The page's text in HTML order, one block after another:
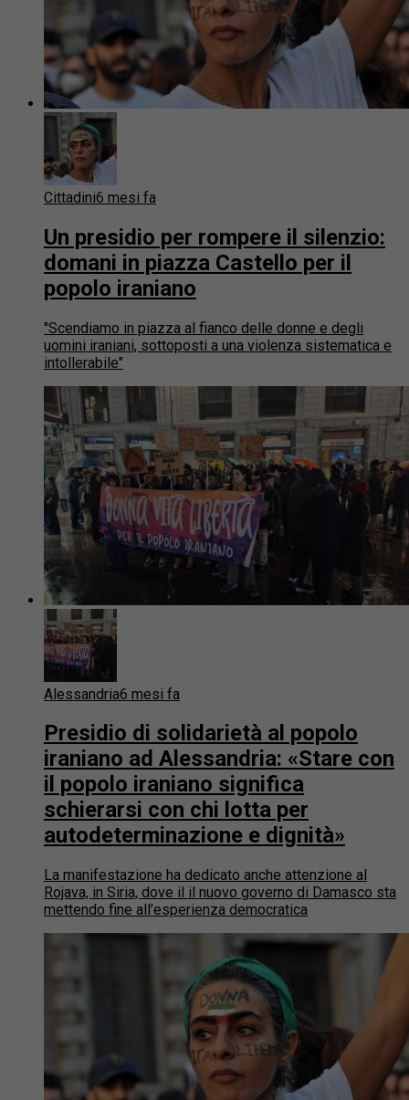
Cittadini6 mesi fa
Un presidio per rompere il silenzio:
domani in piazza Castello per il
popolo iraniano
"Scendiamo in piazza al fianco delle donne e degli
uomini iraniani, sottoposti a una violenza sistematica e
intollerabile"
Alessandria6 mesi fa
Presidio di solidarietà al popolo
iraniano ad Alessandria: «Stare con
il popolo iraniano significa
schierarsi con chi lotta per
autodeterminazione e dignità»
La manifestazione ha dedicato anche attenzione al
Rojava, in Siria, dove il il nuovo governo di Damasco sta
mettendo fine all’esperienza democratica